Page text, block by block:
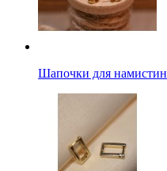
Шапочки для намистин